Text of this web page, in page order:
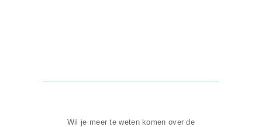
Wil je meer te weten komen over de